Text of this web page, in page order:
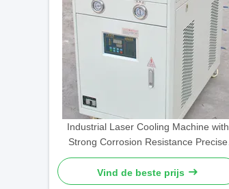
Industrial Laser Cooling Machine with
Strong Corrosion Resistance Precise
Temperature Control and Low Noise
Vind de beste prijs